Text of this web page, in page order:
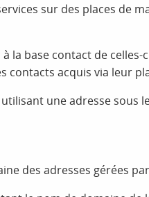
sur des places de
base contact de
contacts acquis via leur
une adresse sous
des adresses gérées